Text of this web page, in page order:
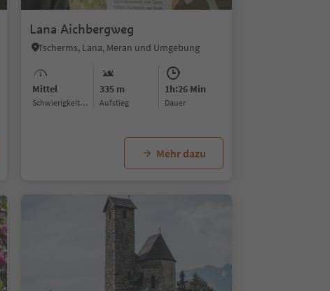
Lana Aichbergweg
Tscherms, Lana, Meran und Umgebung
Mittel
Schwierigkeitsgrad
335 m
Aufstieg
1h:26 Min
Dauer
Mehr dazu